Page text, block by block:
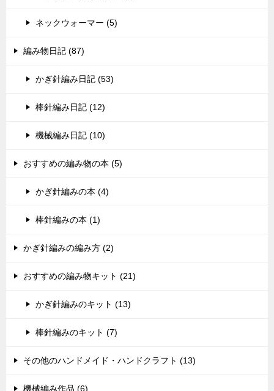
ネックウォーマー (5)
編み物日記 (87)
かぎ針編み日記 (53)
棒針編み日記 (12)
機械編み日記 (10)
おすすめの編み物の本 (5)
かぎ針編みの本 (4)
棒針編みの本 (1)
かぎ針編みの編み方 (2)
おすすめの編み物キット (21)
かぎ針編みのキット (13)
棒針編みのキット (7)
その他のハンドメイド・ハンドクラフト (13)
機械編み作品 (6)